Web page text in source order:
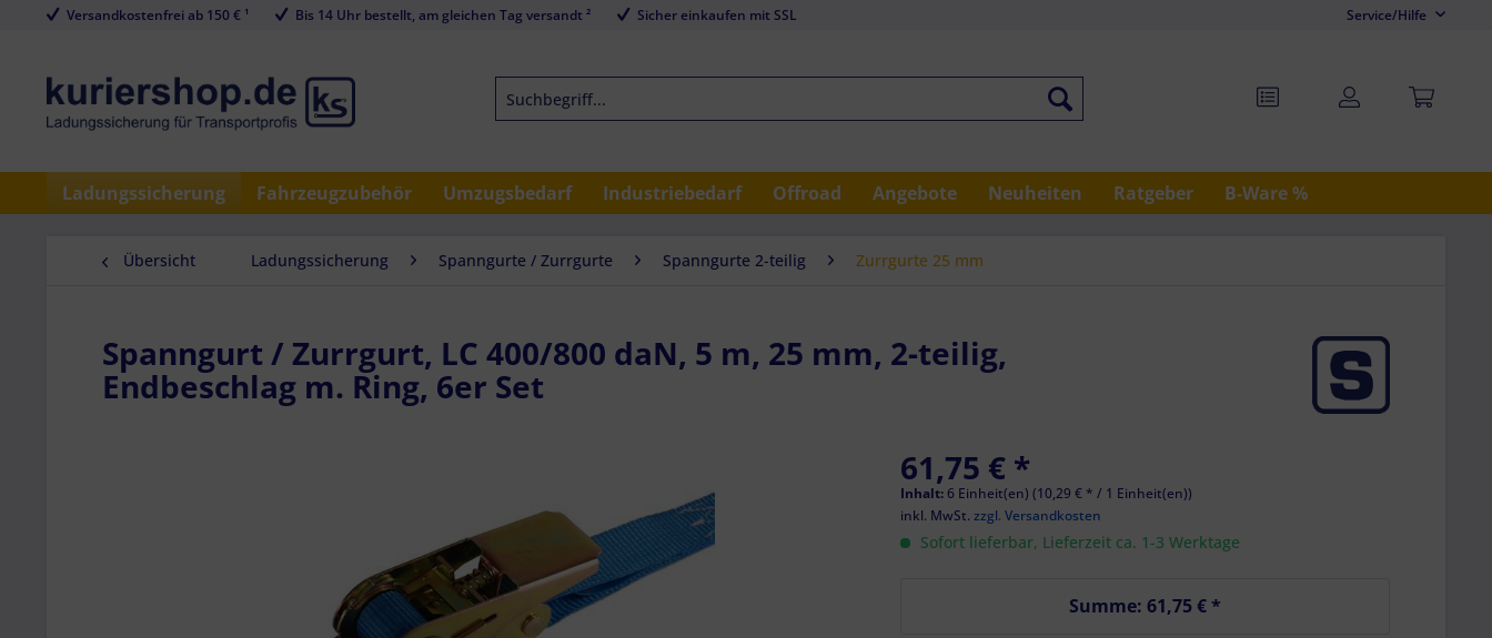
Versandkostenfrei ab 150 € ¹ Bis 14 Uhr bestellt, am gleichen Tag versandt ² Sicher einkaufen mit SSL Service/Hilfe
Ladungssicherung Fahrzeugzubehör Umzugsbedarf Industriebedarf Offroad Angebote Neuheiten Ratgeber B-Ware %
Übersicht Ladungssicherung Spanngurte / Zurrgurte Spanngurte 2-teilig Zurrgurte 25 mm
Spanngurt / Zurrgurt, LC 400/800 daN, 5 m, 25 mm, 2-teilig,
Endbeschlag m. Ring, 6er Set
61,75 € *
Inhalt:6 Einheit(en) (10,29 € * / 1 Einheit(en))
inkl. MwSt.zzgl. Versandkosten
Sofort lieferbar, Lieferzeit ca. 1-3 Werktage
Summe:61,75 €*